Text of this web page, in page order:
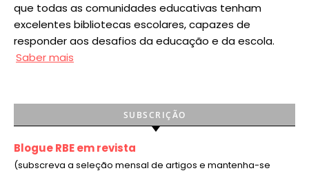
que todas as comunidades educativas tenham
excelentes bibliotecas escolares, capazes de
responder aos desafios da educação e da escola.
Saber mais
SUBSCRIÇÃO
Blogue RBE em revista
(subscreva a seleção mensal de artigos e mantenha-se